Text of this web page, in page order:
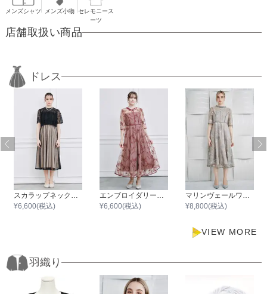
メンズシャツ メンズ小物 セレモニース
ーツ
店舗取扱い商品
ドレス
スカラップネックレースブラウスワンピース
¥6,600(税込)
エンブロイダリーワンピース
¥6,600(税込)
マリンヴェールワンピース
¥8,800(税込)
VIEW MORE
羽織り